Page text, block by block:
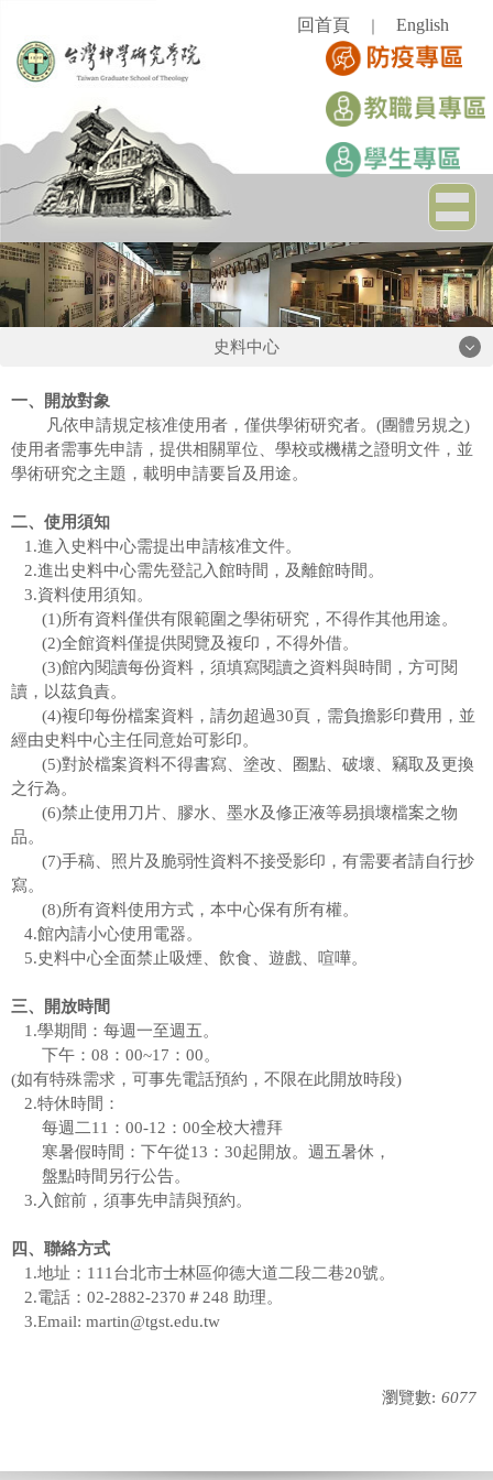
主
區
回首頁 English
史料中心
簡介
館藏資料
成員聯絡
特展活動
一、開放對象
凡依申請規定核准使用者，僅供學術研究者。(團體另規之)
使用者需事先申請，提供相關單位、學校或機構之證明文件，並
學術研究之主題，載明申請要旨及用途。
二、使用須知
1.進入史料中心需提出申請核准文件。
2.進出史料中心需先登記入館時間，及離館時間。
3.資料使用須知。
(1)所有資料僅供有限範圍之學術研究，不得作其他用途。
(2)全館資料僅提供閱覽及複印，不得外借。
(3)館內閱讀每份資料，須填寫閱讀之資料與時間，方可閱
讀，以茲負責。
(4)複印每份檔案資料，請勿超過30頁，需負擔影印費用，並
經由史料中心主任同意始可影印。
(5)對於檔案資料不得書寫、塗改、圈點、破壞、竊取及更換
之行為。
(6)禁止使用刀片、膠水、墨水及修正液等易損壞檔案之物
品。
(7)手稿、照片及脆弱性資料不接受影印，有需要者請自行抄
寫。
(8)所有資料使用方式，本中心保有所有權。
4.館內請小心使用電器。
5.史料中心全面禁止吸煙、飲食、遊戲、喧嘩。
三、開放時間
1.學期間：每週一至週五。
下午：08：00~17：00。
(如有特殊需求，可事先電話預約，不限在此開放時段)
2.特休時間：
每週二11：00-12：00全校大禮拜
寒暑假時間：下午從13：30起開放。 週五暑休，
盤點時間另行公告。
3.入館前，須事先申請與預約。
四、聯絡方式
1.地址：111台北市士林區仰德大道二段二巷20號。
2.電話：02-2882-2370＃248 助理。
3.Email: martin@tgst.edu.tw
瀏覽數: 6077